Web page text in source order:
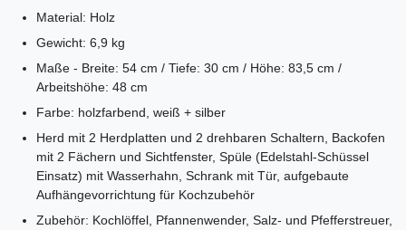
Material: Holz
Gewicht: 6,9 kg
Maße - Breite: 54 cm / Tiefe: 30 cm / Höhe: 83,5 cm /
Arbeitshöhe: 48 cm
Farbe: holzfarbend, weiß + silber
Herd mit 2 Herdplatten und 2 drehbaren Schaltern, Backofen
mit 2 Fächern und Sichtfenster, Spüle (Edelstahl-Schüssel
Einsatz) mit Wasserhahn, Schrank mit Tür, aufgebaute
Aufhängevorrichtung für Kochzubehör
Zubehör: Kochlöffel, Pfannenwender, Salz- und Pfefferstreuer,